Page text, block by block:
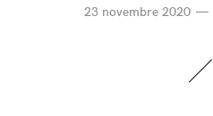
23 novembre 2020